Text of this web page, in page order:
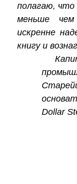
полагаю, что
меньше
искренне
книгу и
Dollar